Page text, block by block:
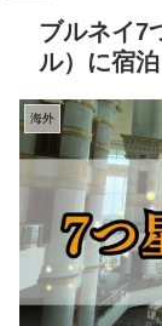
ブルネイ7
ル）に宿
海外